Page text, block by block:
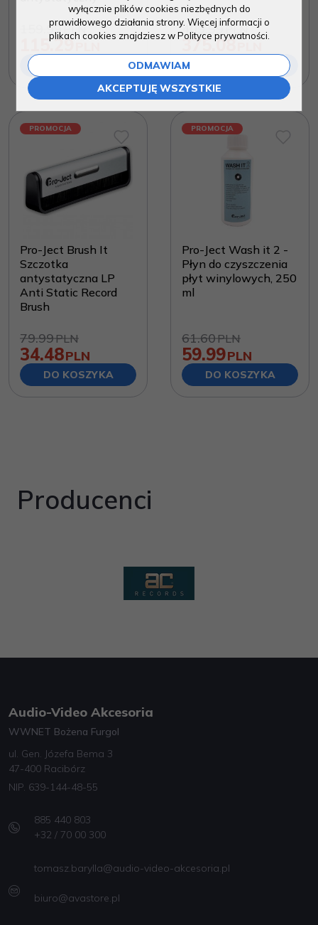
159.99 PLN
115.29
409.99PLN
375.08
PROMOCJA
Pro-Ject Brush It
Szczotka
antystatyczna LP
Anti Static Record
Brush
79.99PLN
34.48PLN
DO KOSZYKA
PROMOCJA
Pro-Ject Wash it 2 -
Płyn do czyszczenia
płyt winylowych, 250
ml
61.60PLN
59.99PLN
DO KOSZYKA
Producenci
Audio-Video Akcesoria
WWNET Bożena Furgol
ul. Gen. Józefa Bema 3
47-400 Racibórz
NIP. 639-144-48-55
885 440 803
+32 / 70 00 300
tomasz.barylla@audio-video-akcesoria.pl
biuro@avastore.pl
wyłącznie plików cookies niezbędnych do
prawidłowego działania strony. Więcej informacji o
plikach cookies znajdziesz w Polityce prywatności.
ODMAWIAM
AKCEPTUJĘ WSZYSTKIE